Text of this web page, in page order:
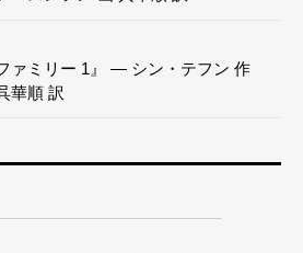
ァミリー 1』 — シン・テフン 作
華順 訳